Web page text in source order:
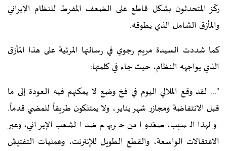
ركّز المتحدثون بشكل قاطع على الضعف المفرط للنظام الإيراني
والمأزق الشامل الذي يطوقه.
كما شددت السيدة مريم رجوي في رسالتها المرئية على هذا المأزق
الذي يواجهه النظام، حيث جاء في كلمتها:
"... لقد وقع الملالي اليوم في فخ وضع لا يمكنهم فيه العودة إلى ما
قبل الانتفاضة ومجازر شهر يناير، ولا يمتلكون طريقاً للمضي قدماً.
ولهذا السبب، صعّدوا من حربهم ضد الشعب الإيراني، وعبر
الاعتقالات الواسعة، والقطع الطويل للإنترنت، وعمليات التفتيش